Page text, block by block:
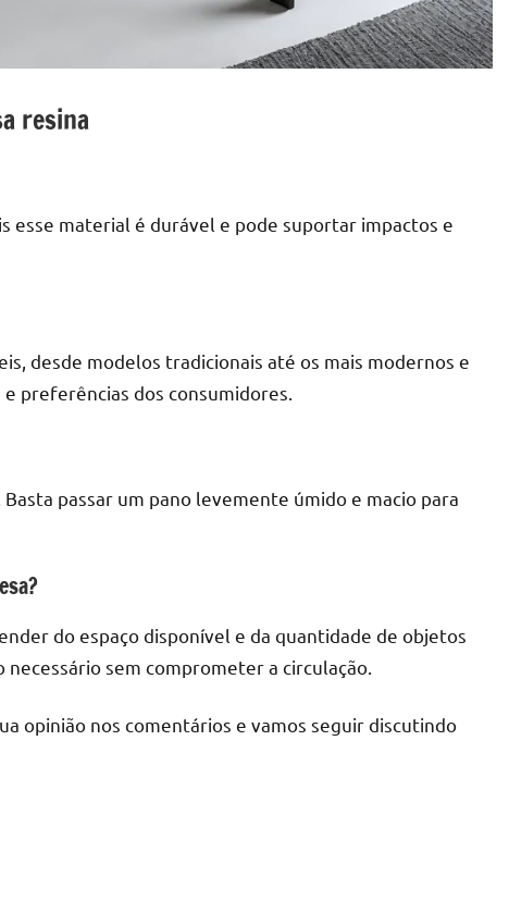
resina
esse material é durável e pode suportar impactos e
desde modelos tradicionais até os mais modernos e
preferências dos consumidores.
passar um pano levemente úmido e macio para
do espaço disponível e da quantidade de objetos
sem comprometer a circulação.
opinião nos comentários e vamos seguir discutindo